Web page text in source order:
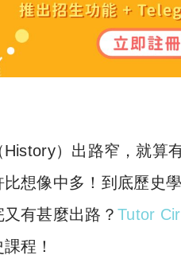
）出路窄，就算
想像中多！到底歷史
有甚麼出路？ Tutor
程！